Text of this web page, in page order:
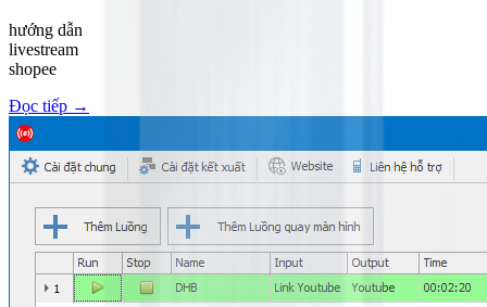
hướng dẫn
livestream
shopee
Đọc tiếp →